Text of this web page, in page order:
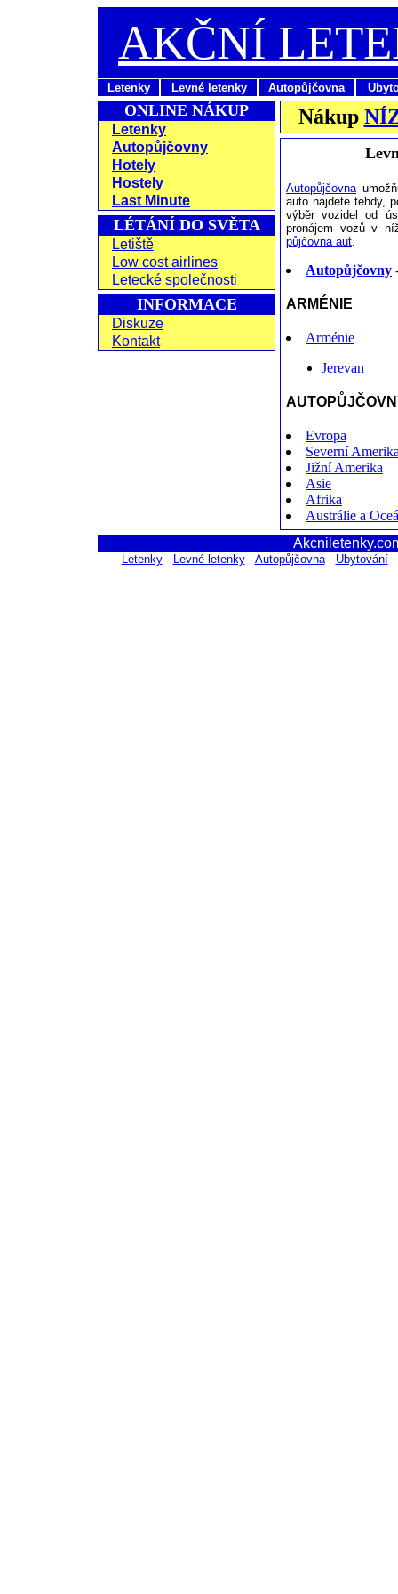
AKČNÍ
Letenky Levné letenky Autopůjčovna
ONLINE NÁKUP
Letenky
Autopůjčovny
Hotely
Hostely
Last Minute
LÉTÁNÍ DO SVĚTA
Letiště
Low cost airlines
Letecké společnosti
INFORMACE
Diskuze
Kontakt
Nákup
Autopůjčovna
auto najdete tehdy,
výběr vozidel od
pronájem vozů v
půjčovna aut.
Autopůjčovny
ARMÉNIE
Arménie
Jerevan
Evropa
Severní
Jižní Amerika
Asie
Afrika
Austrálie a
Letenky- Levné letenky- Autopůjčovna- Ubytování-